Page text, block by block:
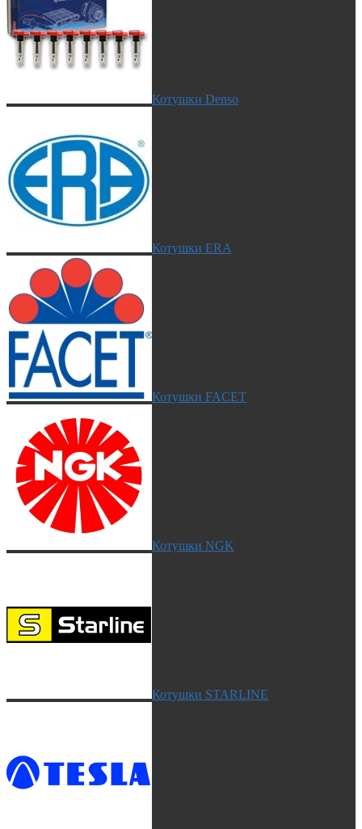
Котушки Denso
Котушки ERA
Котушки FACET
Котушки NGK
Котушки STARLINE